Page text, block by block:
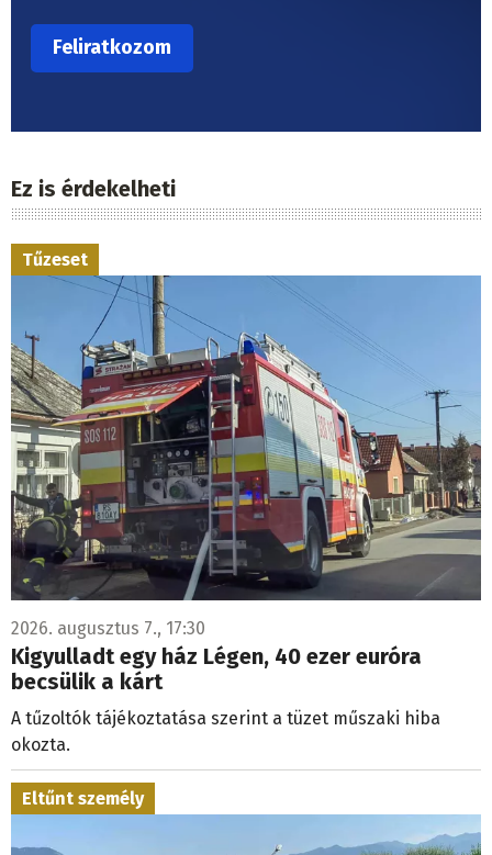
Ez is érdekelheti
Tűzeset
2026. augusztus 7., 17:30
Kigyulladt egy ház Légen, 40 ezer euróra
becsülik a kárt
A tűzoltók tájékoztatása szerint a tüzet műszaki hiba
okozta.
Eltűnt személy